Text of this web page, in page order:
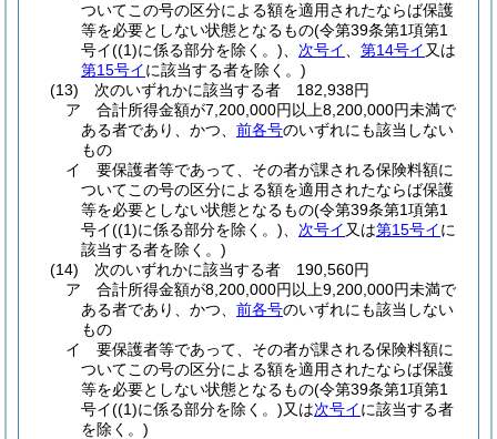
ついてこの号の区分による額を適用されたならば保護
等を必要としない状態となるもの(令第39条第1項第1
号イ((1)に係る部分を除く。) 次号イ 第14号イ 又は
第15号イに該当する者を除く。)
(13)
次のいずれかに該当する者 182,938円
ア
合計所得金額が7,200,000円以上8,200,000円未満で
ある者であり、かつ、 前各号のいずれにも該当しない
もの
イ
要保護者等であって、その者が課される保険料額に
ついてこの号の区分による額を適用されたならば保護
等を必要としない状態となるもの(令第39条第1項第1
号イ((1)に係る部分を除く。) 次号イ 又は第15号イに
該当する者を除く。)
(14)
次のいずれかに該当する者 190,560円
ア
合計所得金額が8,200,000円以上9,200,000円未満で
ある者であり、かつ、 前各号のいずれにも該当しない
もの
イ
要保護者等であって、その者が課される保険料額に
ついてこの号の区分による額を適用されたならば保護
等を必要としない状態となるもの(令第39条第1項第1
号イ((1)に係る部分を除く。)又は次号イに該当する者
を除く。)